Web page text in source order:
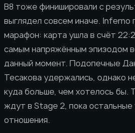
B8 тоже финишировали с
выглядел совсем иначе. Inferno
марафон: карта ушла в счёт
самым напряжённым эпизодом
данный момент. Подопечные
Тесакова удержались, однако
куда больше, чем хотелось бы.
ждут в Stage 2, пока остальные
отношения.